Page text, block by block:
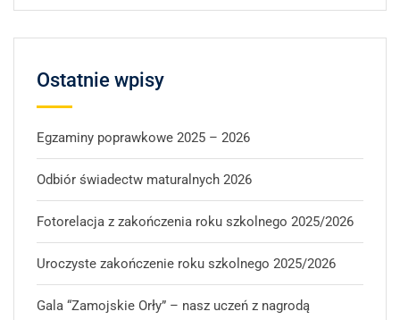
Ostatnie wpisy
Egzaminy poprawkowe 2025 – 2026
Odbiór świadectw maturalnych 2026
Fotorelacja z zakończenia roku szkolnego 2025/2026
Uroczyste zakończenie roku szkolnego 2025/2026
Gala “Zamojskie Orły” – nasz uczeń z nagrodą